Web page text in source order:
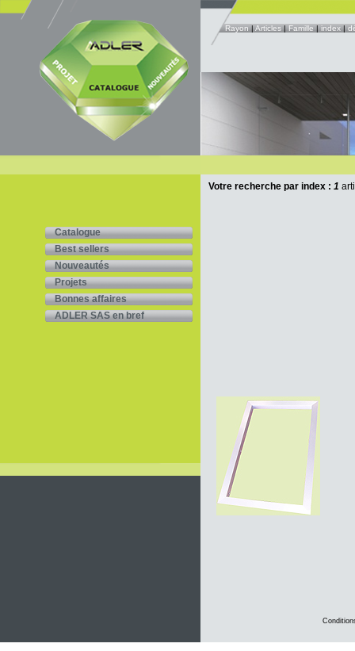
Rayon|Articles|Famille|index|
Catalogue
Best sellers
Nouveautés
Projets
Bonnes affaires
ADLER SAS en bref
Votre recherche par index : 1